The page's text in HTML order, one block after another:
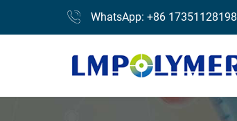
WhatsApp: +86 17351128198